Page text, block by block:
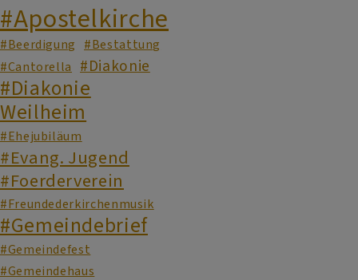
#Apostelkirche
#Beerdigung
#Bestattung
#Cantorella
#Diakonie
#Diakonie
Weilheim
#Ehejubiläum
#Evang. Jugend
#Foerderverein
#Freundederkirchenmusik
#Gemeindebrief
#Gemeindefest
#Gemeindehaus